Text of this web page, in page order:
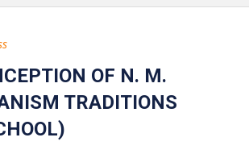
OF N. M.
TRADITIONS